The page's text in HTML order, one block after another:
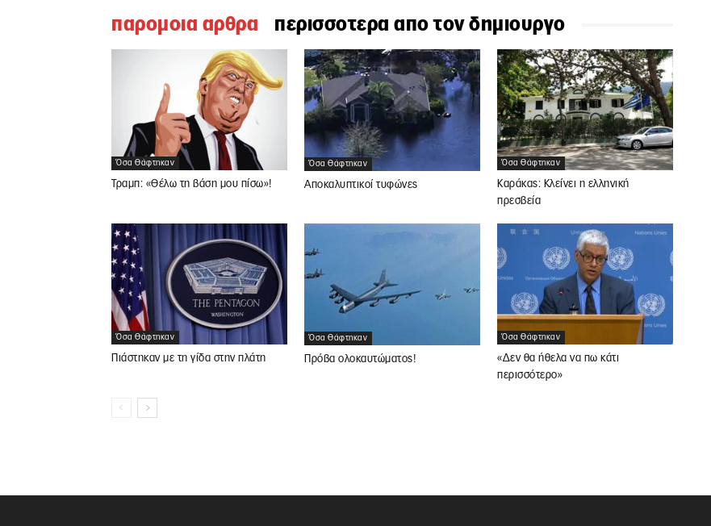
παρομοια αρθρα περισσοτερα απο τον δημιουργο
Όσα Θάφτηκαν
Τραμπ: «Θέλω τη βάση μου πίσω»!
Όσα Θάφτηκαν
Αποκαλυπτικοί τυφώνες
Όσα Θάφτηκαν
Καράκας: Κλείνει η ελληνική
πρεσβεία
Όσα Θάφτηκαν
Πιάστηκαν με τη γίδα στην πλάτη
Όσα Θάφτηκαν
Πρόβα ολοκαυτώματος!
Όσα Θάφτηκαν
«Δεν θα ήθελα να πω κάτι
περισσότερο»